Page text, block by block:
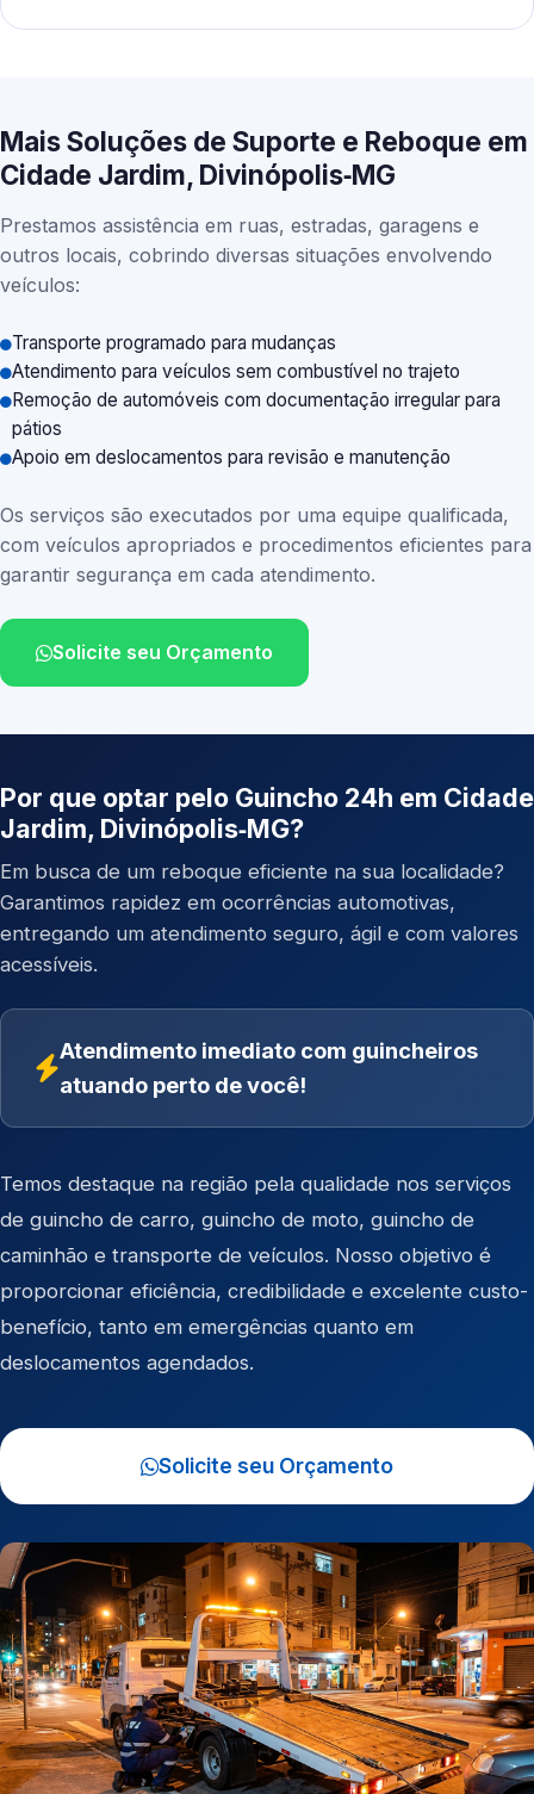
Mais Soluções de Suporte e Reboque em
Cidade Jardim, Divinópolis‑MG
Prestamos assistência em ruas, estradas, garagens e
outros locais, cobrindo diversas situações envolvendo
veículos:
Transporte programado para mudanças
Atendimento para veículos sem combustível no trajeto
Remoção de automóveis com documentação irregular para
pátios
Apoio em deslocamentos para revisão e manutenção
Os serviços são executados por uma equipe qualificada,
com veículos apropriados e procedimentos eficientes para
garantir segurança em cada atendimento.
Solicite seu Orçamento
Por que optar pelo Guincho 24h em Cidade
Jardim, Divinópolis‑MG?
Em busca de um reboque eficiente na sua localidade?
Garantimos rapidez em ocorrências automotivas,
entregando um atendimento seguro, ágil e com valores
acessíveis.
Atendimento imediato com guincheiros
atuando perto de você!
Temos destaque na região pela qualidade nos serviços
de guincho de carro, guincho de moto, guincho de
caminhão e transporte de veículos. Nosso objetivo é
proporcionar eficiência, credibilidade e excelente custo-
benefício, tanto em emergências quanto em
deslocamentos agendados.
Solicite seu Orçamento